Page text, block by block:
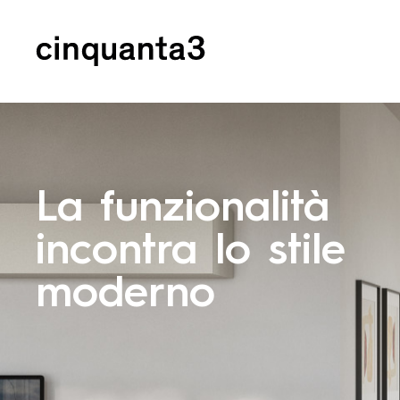
La funzionalità
incontra lo stile
moderno